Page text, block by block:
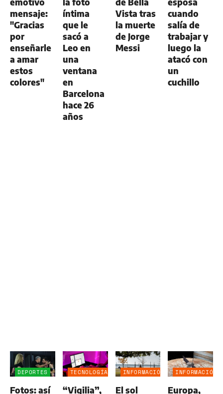
mensaje:
"Gracias
por
enseñarle
a amar
estos
colores"
íntima
que le
sacó a
Leo en
una
ventana
en
Barcelona
hace 26
años
Vista tras
la muerte
de Jorge
Messi
cuando
salía de
trabajar y
luego la
atacó con
un
cuchillo
DEPORTES
Fotos: así
TECNOLOGÍA
“Vigilia”,
INFORMACIÓN
El sol
INFORMACIÓN
Europa,